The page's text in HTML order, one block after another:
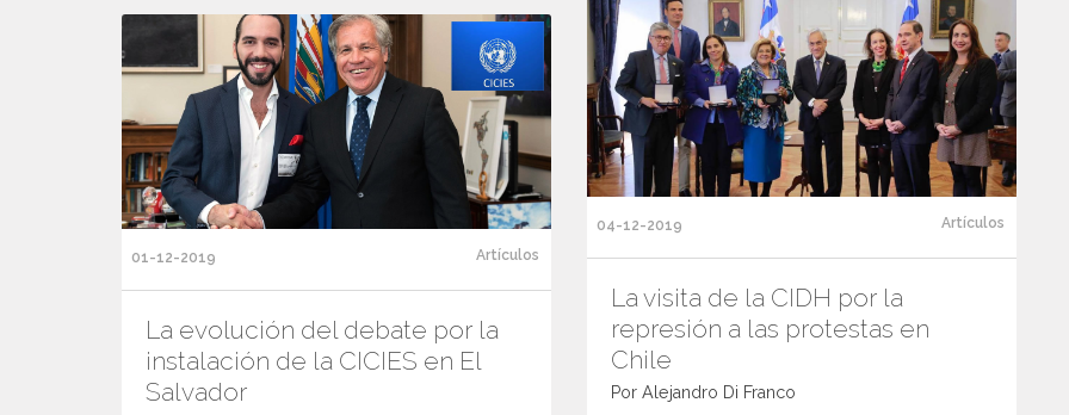
04-12-2019 Artículos
La visita de la CIDH por la
represión a las protestas en
Chile
Por Alejandro Di Franco
01-12-2019 Artículos
La evolución del debate por la
instalación de la CICIES en El
Salvador